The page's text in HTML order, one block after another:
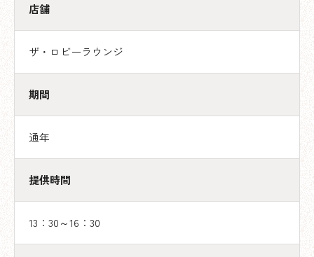
店舗
ザ・ロビーラウンジ
期間
通年
提供時間
13：30～16：30